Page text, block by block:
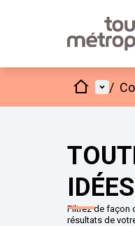
Accueil
Menu
/
IDÉES
Filtrez de façon
résultats de